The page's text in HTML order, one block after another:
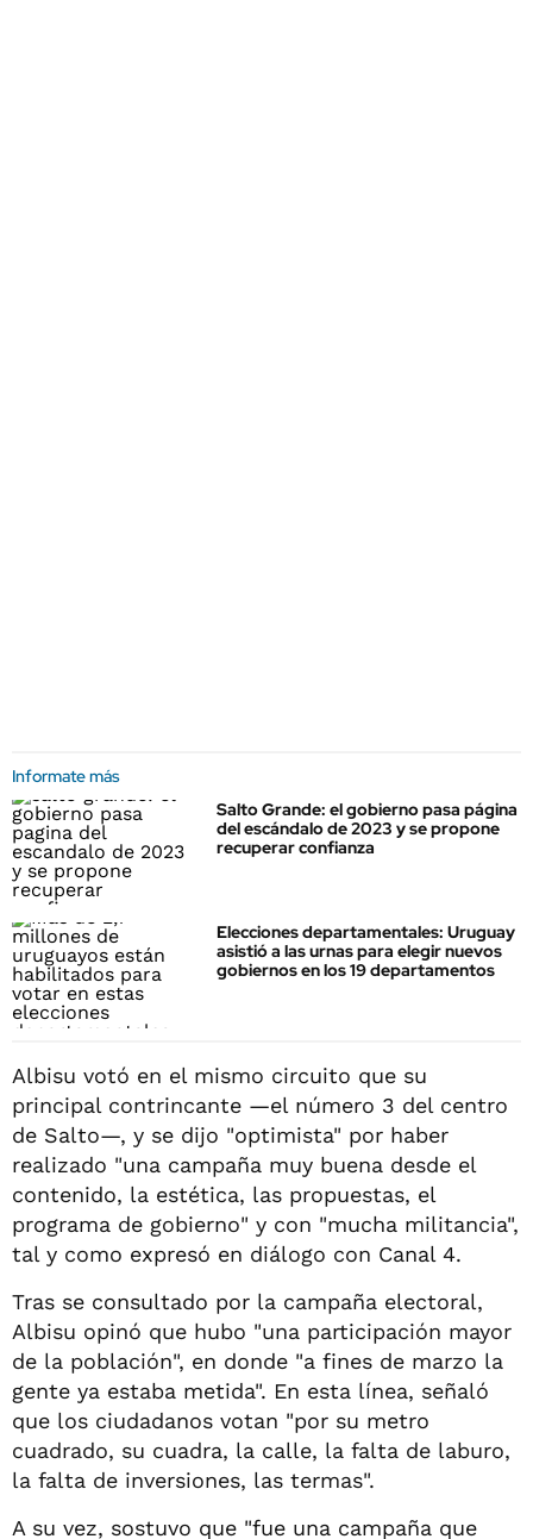
Informate más
Salto Grande: el gobierno pasa página
del escándalo de 2023 y se propone
recuperar confianza
Elecciones departamentales: Uruguay
asistió a las urnas para elegir nuevos
gobiernos en los 19 departamentos
Albisu votó en el mismo circuito que su
principal contrincante —el número 3 del centro
de Salto—, y se dijo "optimista" por haber
realizado "una campaña muy buena desde el
contenido, la estética, las propuestas, el
programa de gobierno" y con "mucha militancia",
tal y como expresó en diálogo con Canal 4.
Tras se consultado por la campaña electoral,
Albisu opinó que hubo "una participación mayor
de la población", en donde "a fines de marzo la
gente ya estaba metida". En esta línea, señaló
que los ciudadanos votan "por su metro
cuadrado, su cuadra, la calle, la falta de laburo,
la falta de inversiones, las termas".
A su vez, sostuvo que "fue una campaña que